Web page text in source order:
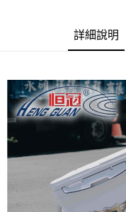
４．使用「AFTEE先享後付
時審查核予不同之上限額度
請求用戶進行身份認證。
恩沛科技股份有限公司將有
詳細說明